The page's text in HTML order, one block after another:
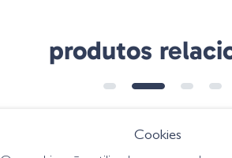
produtos
€ 5.90
Cookies